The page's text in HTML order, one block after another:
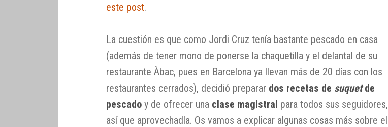
este post.
La cuestión es que como Jordi Cruz tenía bastante pescado en casa
(además de tener mono de ponerse la chaquetilla y el delantal de su
restaurante Àbac, pues en Barcelona ya llevan más de 20 días con los
restaurantes cerrados), decidió preparar dos recetas de suquetde
pescado y de ofrecer una clase magistral para todos sus seguidores,
así que aprovechadla. Os vamos a explicar algunas cosas más sobre el